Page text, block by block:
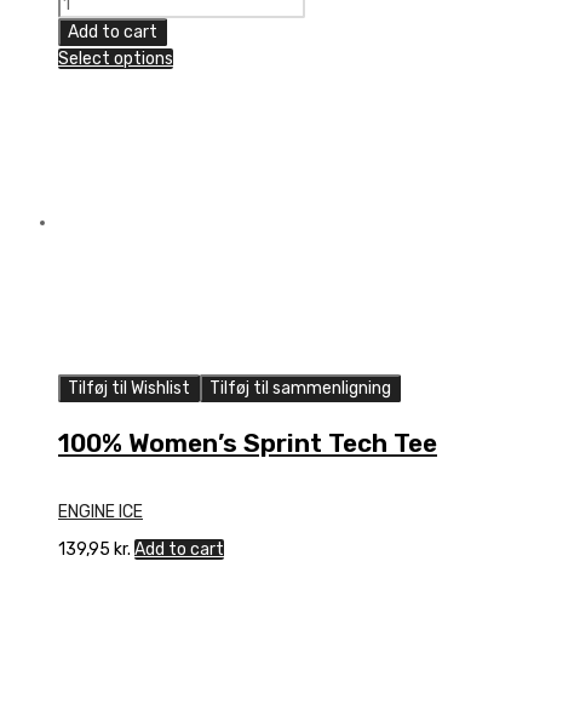
O.S.F.A.Women's
Tank
Add to cart
Select options
Tilføj til Wishlist Tilføj til sammenligning
100% Women’s Sprint Tech Tee
ENGINE ICE
139,95 kr. Add to cart